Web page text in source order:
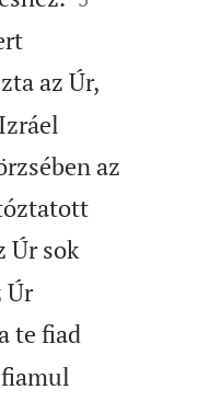
az Úr,
az
Úr sok
Úr
te fiad